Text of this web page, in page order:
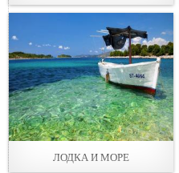
ЛОДКА И МОРЕ